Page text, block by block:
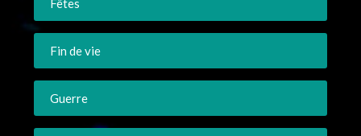
Fêtes
Fin de vie
Guerre